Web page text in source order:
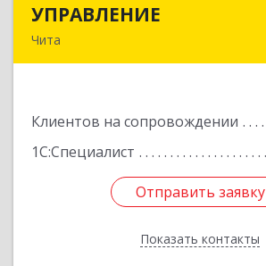
УПРАВЛЕНИЕ
Чита
Клиентов на сопровождении
1С:Специалист
Отправить заявку
Показать контакты
Отправить заявку
Назад